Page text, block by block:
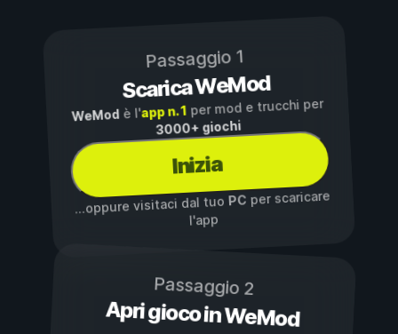
Passaggio 1
Scarica WeMod
WeMod è l'app n. 1per mod e trucchi per
3000+ giochi
Inizia
...oppure visitaci dal tuoPC per scaricare
l'app
Passaggio 2
Apri gioco in WeMod